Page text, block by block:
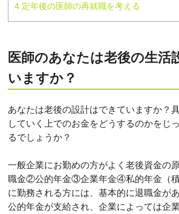
4 定年後の医師の再就職を考える
医師のあなたは老後の生活
いますか？
あなたは老後の設計はできていますか？
していく上でのお金をどうするのかをじ
るでしょうか？
一般企業にお勤めの方がよく老後資金の
職金②公的年金③企業年金④私的年金（
に勤務される方には、基本的に退職金が
公的年金が支給され、企業によっては企